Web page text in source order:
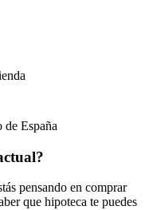
de España
pensando en comprar
que hipoteca te puedes